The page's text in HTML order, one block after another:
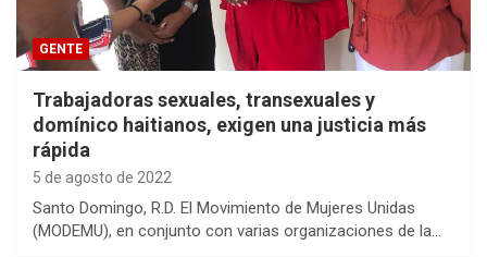
GENTE
Trabajadoras sexuales, transexuales y
domínico haitianos, exigen una justicia más
rápida
5 de agosto de 2022
Santo Domingo, R.D. El Movimiento de Mujeres Unidas
(MODEMU), en conjunto con varias organizaciones de la…